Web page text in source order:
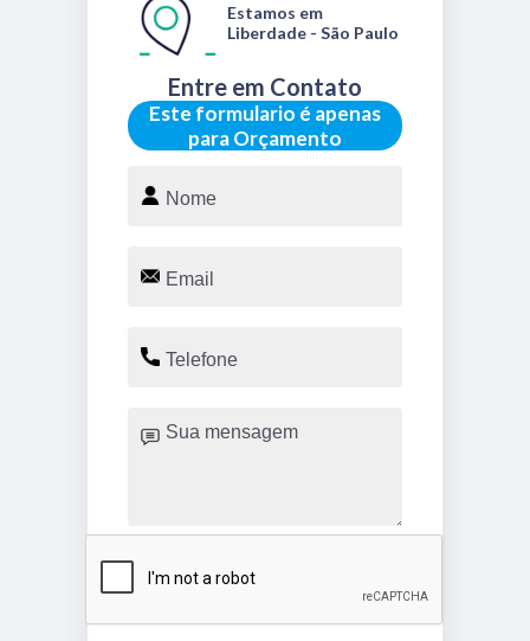
Este formulario é apenas
para Orçamento
Entre em Contato
Estamos em
Liberdade - São Paulo